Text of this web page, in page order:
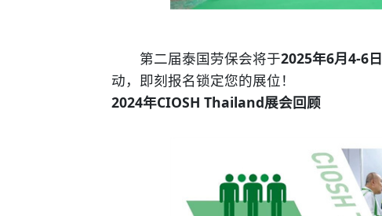
第二届泰国劳保会将于2025年6月4-6日
动，即刻报名锁定您的展位！
2024年CIOSH Thailand展会回顾